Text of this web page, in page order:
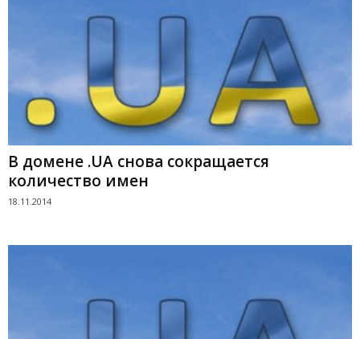
В домене .UA снова сокращается
количество имен
18.11.2014